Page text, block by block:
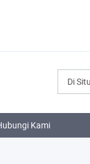
Di
Kami